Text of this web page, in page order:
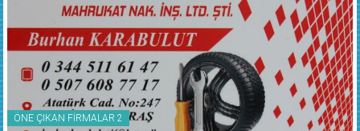
ÖNE ÇIKAN FİRMALAR 2